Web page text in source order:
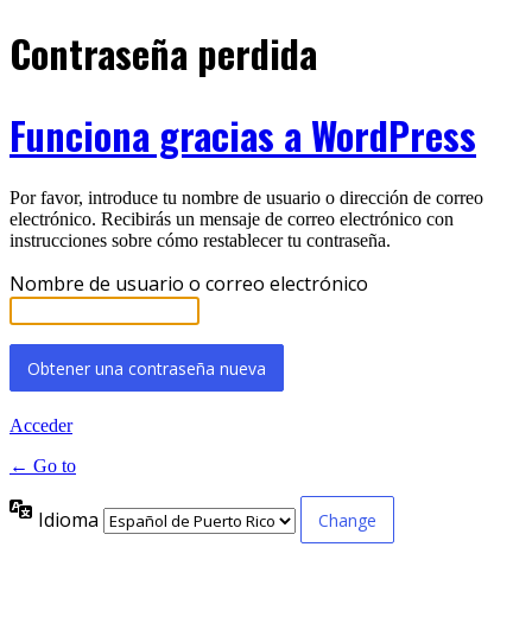
Contraseña perdida
Funciona gracias a WordPress
Por favor, introduce tu nombre de usuario o dirección de correo
electrónico. Recibirás un mensaje de correo electrónico con
instrucciones sobre cómo restablecer tu contraseña.
Nombre de usuario o correo electrónico
Acceder
← Go to
Idioma